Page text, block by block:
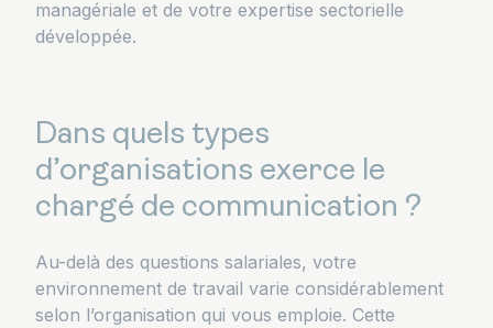
managériale et de votre expertise sectorielle
développée.
Dans quels types
d’organisations exerce le
chargé de communication ?
Au-delà des questions salariales, votre
environnement de travail varie considérablement
selon l’organisation qui vous emploie. Cette